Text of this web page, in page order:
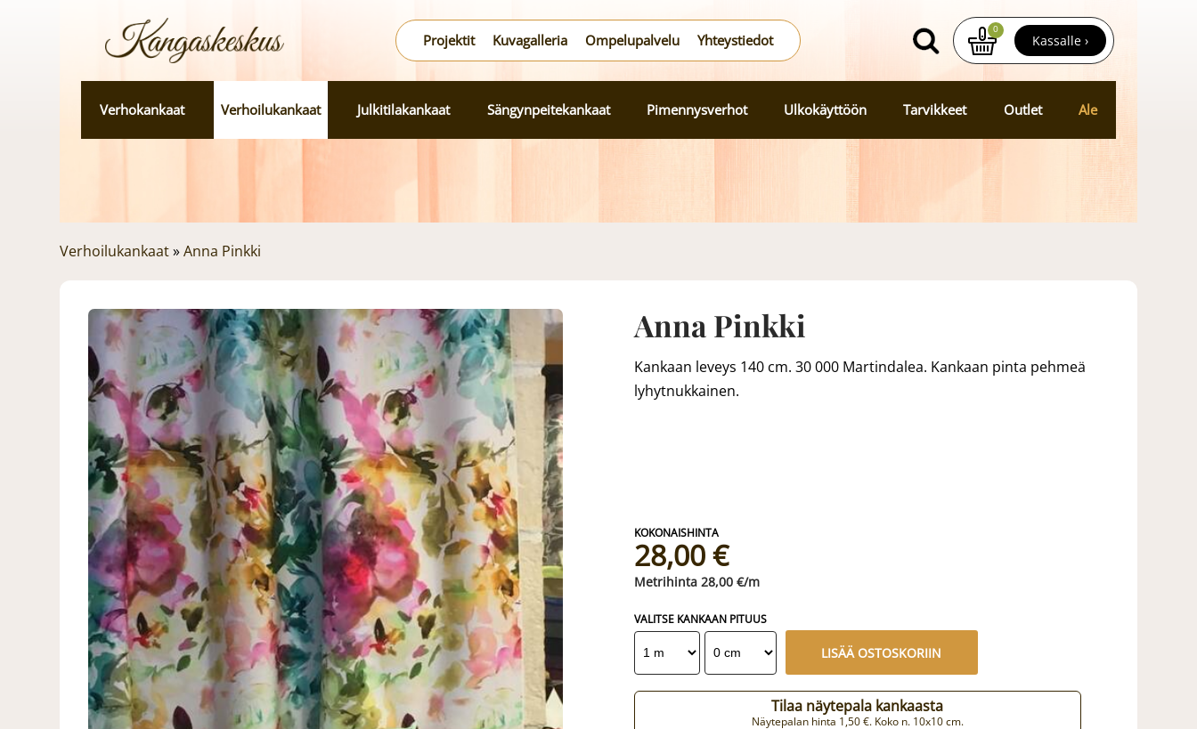
Projektit Kuvagalleria Ompelupalvelu Yhteystiedot
0
Kassalle ›
Verhokankaat Verhoilukankaat Julkitilakankaat Sängynpeitekankaat Pimennysverhot Ulkokäyttöön Tarvikkeet Outlet Ale
Verhoilukankaat»Anna Pinkki
Anna Pinkki
Kankaan leveys 140 cm. 30 000 Martindalea. Kankaan pinta pehmeä
lyhytnukkainen.
28,00 €
28,00 €/m
VALITSE KANKAAN PITUUS
LISÄÄ OSTOSKORIIN
Tilaa näytepala kankaasta
Näytepalan hinta 1,50 €. Koko n. 10x10 cm.